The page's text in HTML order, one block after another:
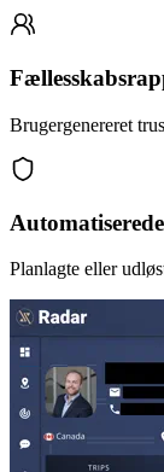
Brugergenereret
Planlagte eller